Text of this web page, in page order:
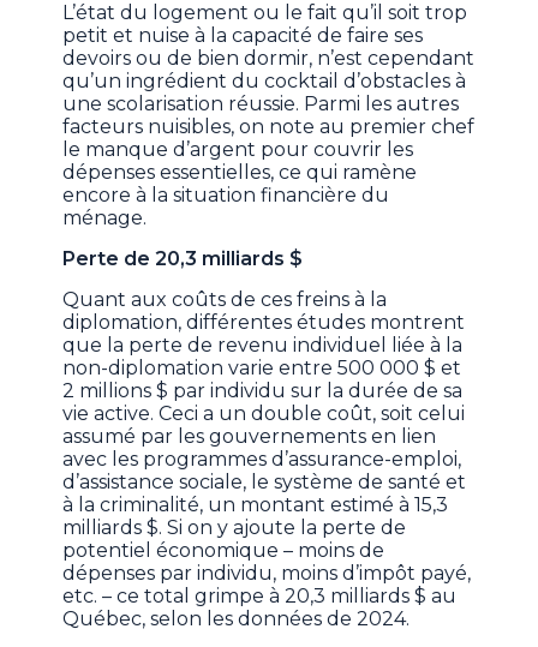
L’état du logement ou le fait qu’il soit trop
petit et nuise à la capacité de faire ses
devoirs ou de bien dormir, n’est cependant
qu’un ingrédient du cocktail d’obstacles à
une scolarisation réussie. Parmi les autres
facteurs nuisibles, on note au premier chef
le manque d’argent pour couvrir les
dépenses essentielles, ce qui ramène
encore à la situation financière du
ménage.
Perte de 20,3 milliards $
Quant aux coûts de ces freins à la
diplomation, différentes études montrent
que la perte de revenu individuel liée à la
non-diplomation varie entre 500 000 $ et
2 millions $ par individu sur la durée de sa
vie active. Ceci a un double coût, soit celui
assumé par les gouvernements en lien
avec les programmes d’assurance-emploi,
d’assistance sociale, le système de santé et
à la criminalité, un montant estimé à 15,3
milliards $. Si on y ajoute la perte de
potentiel économique – moins de
dépenses par individu, moins d’impôt payé,
etc. – ce total grimpe à 20,3 milliards $ au
Québec, selon les données de 2024.